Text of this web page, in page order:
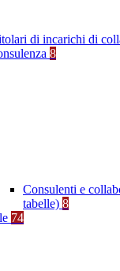
di incarichi di
8
Consulenti e
tabelle) 8
74